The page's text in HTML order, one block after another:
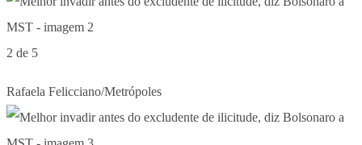
2 de 5
Rafaela Felicciano/Metrópoles